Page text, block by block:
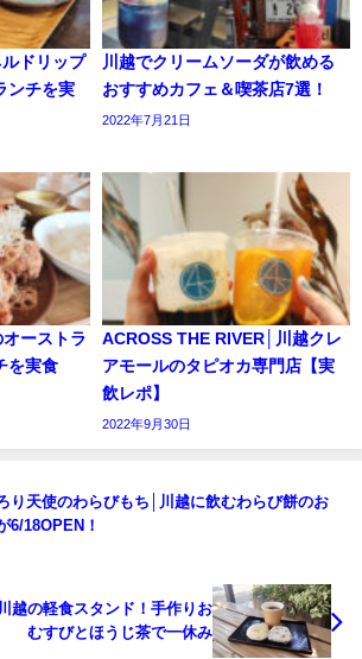
ドリップ
ンチを実
川越でクリームソーダが飲める
おすすめカフェ＆喫茶店7選！
2022年7月21日
ーストラ
を実食
ACROSS THE RIVER│川越クレ
アモールのタピオカ専門店【実
飲レポ】
2022年9月30日
り天使のわらびもち│川越に飲むわらび餅のお
6/18OPEN！
越の軽食スタンド！手作りお
むすびとほうじ茶で一休み